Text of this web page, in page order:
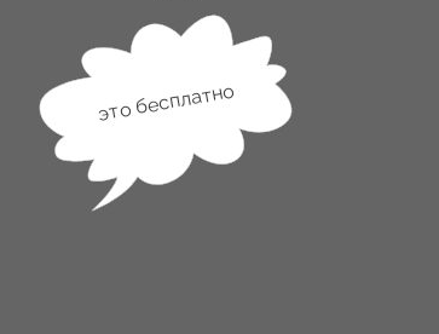
это бесплатно